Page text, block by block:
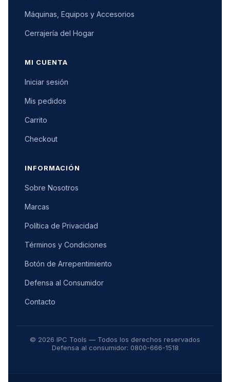
Máquinas, Equipos y Accesorios
Cerrajería del Hogar
MI CUENTA
Iniciar sesión
Mis pedidos
Carrito
Checkout
INFORMACIÓN
Sobre Nosotros
Marcas
Política de Privacidad
Términos y Condiciones
Botón de Arrepentimiento
Defensa al Consumidor
Contacto
© 2026 IPC Tools — Todos los derechos reservados
Defensa al consumidor: 0800-666-1518